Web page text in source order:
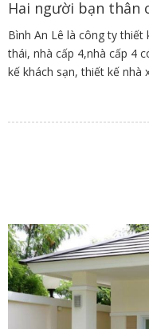
Hai người bạn thân
Bình An Lê là công ty
thái, nhà cấp 4,nhà cấp 4
kế khách sạn, thiết kế nhà
trên địa bàn các tỉnh